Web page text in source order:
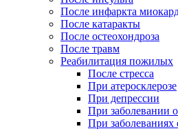
После инфаркта
После катаракты
После остеохондроза
После травм
Реабилитация пожилых
После стресса
При атеросклерозе
При депрессии
При заболевании
При заболеваниях